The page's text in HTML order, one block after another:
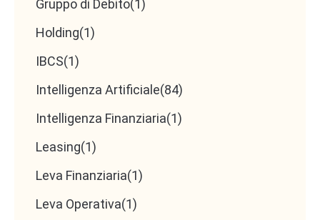
Gruppo di Debito(1)
Holding(1)
IBCS(1)
Intelligenza Artificiale(84)
Intelligenza Finanziaria(1)
Leasing(1)
Leva Finanziaria(1)
Leva Operativa(1)